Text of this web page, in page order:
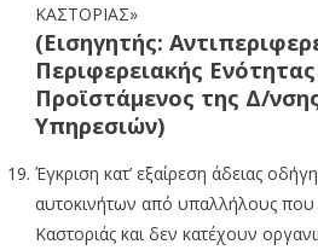
ΚΑΣΤΟΡΙΑΣ»
(Εισηγητής:
Περιφερειακής
Προϊστάμενος της Δ/
Υπηρεσιών)
Έγκριση κατ’ εξαίρεση άδειας
αυτοκινήτων από υπαλλήλους
Καστοριάς και δεν κατέχουν